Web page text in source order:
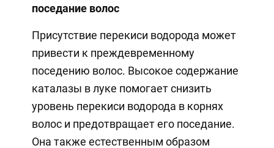
поседание волос
Присутствие перекиси водорода может
привести к преждевременному
поседению волос. Высокое содержание
каталазы в луке помогает снизить
уровень перекиси водорода в корнях
волос и предотвращает его поседание.
Она также естественным образом